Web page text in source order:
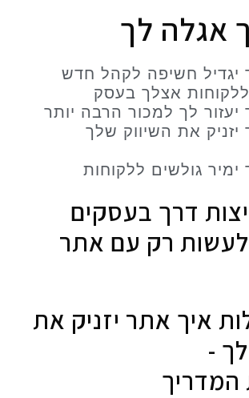
אגלה לך
יגדיל חשיפה לקהל חדש
אצלך בעסק
יעזור לך למכור הרבה יותר
יזניק את השיווק שלך
ימיר גולשים ללקוחות
דרך בעסקים
רק עם אתר
איך אתר יזניק את
-
המדריך